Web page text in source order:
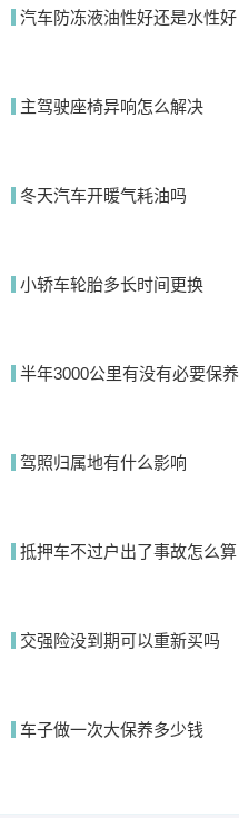
汽车防冻液油性好还是水性好
主驾驶座椅异响怎么解决
冬天汽车开暖气耗油吗
小轿车轮胎多长时间更换
半年3000公里有没有必要保养
驾照归属地有什么影响
抵押车不过户出了事故怎么算
交强险没到期可以重新买吗
车子做一次大保养多少钱